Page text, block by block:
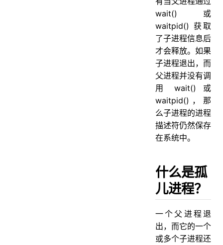
wait() 或
waitpid() 获取
了子进程信息后
才会释放。如果
子进程退出，而
父进程并没有调
用 wait() 或
waitpid()，那
么子进程的进程
描述符仍然保存
在系统中。
什么是孤
儿进程？
一个父进程退
出，而它的一个
或多个子进程还